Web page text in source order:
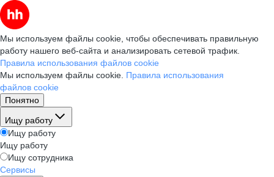
Мы используем файлы cookie, чтобы обеспечивать правильную
работу нашего веб-сайта и анализировать сетевой трафик.
Правила использования файлов cookie
Мы используем файлы cookie. Правила использования
файлов cookie
Понятно
Ищу работу
Ищу работу
Ищу работу
Ищу сотрудника
Сервисы